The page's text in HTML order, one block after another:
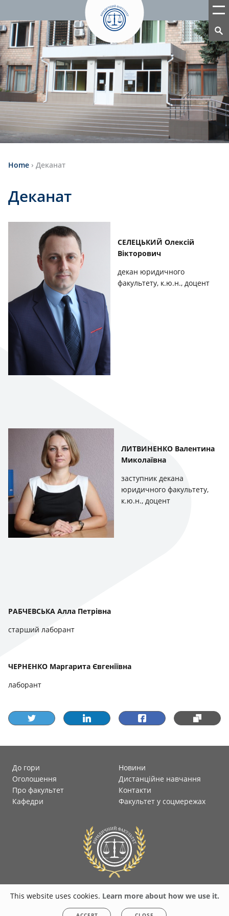
Home › Деканат
Деканат
СЕЛЕЦЬКИЙ Олексій
Вікторович
декан юридичного
факультету, к.ю.н., доцент
ЛИТВИНЕНКО Валентина
Миколаївна
заступник декана
юридичного факультету,
к.ю.н., доцент
РАБЧЕВСЬКА Алла Петрівна
старший лаборант
ЧЕРНЕНКО Маргарита Євгеніївна
лаборант
До гори
Новини
Оголошення
Дистанційне навчання
Про факультет
Контакти
Кафедри
Факультет у соцмережах
faculty-law-polytec.stu.cn.ua
All rights reserved. Any unauthorized
This website uses cookies. Learn more about how we use it.